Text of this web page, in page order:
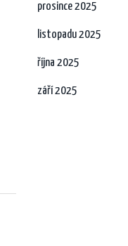
prosince 2025
listopadu 2025
října 2025
září 2025